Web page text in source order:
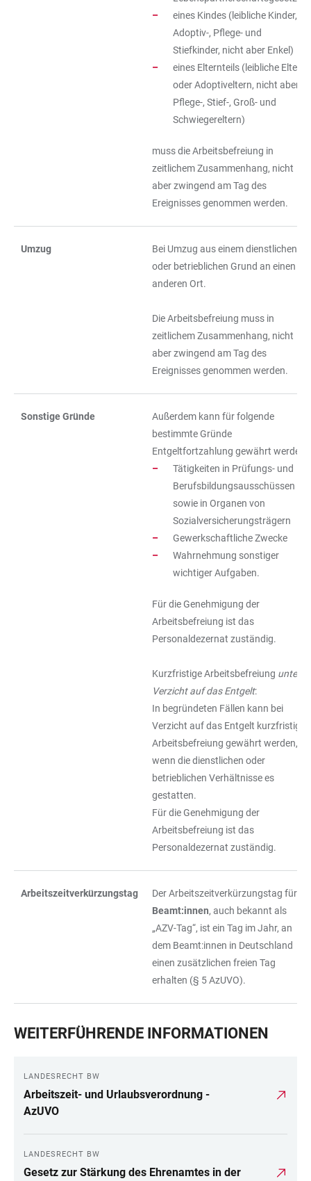
eines Kindes (leibliche Kinder,
Adoptiv-, Pflege- und
Stiefkinder, nicht aber Enkel)
eines Elternteils (leibliche Eltern
oder Adoptiveltern, nicht aber
Pflege-, Stief-, Groß- und
Schwiegereltern)
muss die Arbeitsbefreiung in
zeitlichem Zusammenhang, nicht
aber zwingend am Tag des
Ereignisses genommen werden.
Umzug
Bei Umzug aus einem dienstlichen
oder betrieblichen Grund an einen
anderen Ort.
Die Arbeitsbefreiung muss in
zeitlichem Zusammenhang, nicht
aber zwingend am Tag des
Ereignisses genommen werden.
Sonstige Gründe
Außerdem kann für folgende
bestimmte Gründe
Entgeltfortzahlung gewährt werden
Tätigkeiten in Prüfungs- und
Berufsbildungsausschüssen
sowie in Organen von
Sozialversicherungsträgern
Gewerkschaftliche Zwecke
Wahrnehmung sonstiger
wichtiger Aufgaben.
Für die Genehmigung der
Arbeitsbefreiung ist das
Personaldezernat zuständig.
Kurzfristige Arbeitsbefreiung unter
Verzicht auf das Entgelt:
In begründeten Fällen kann bei
Verzicht auf das Entgelt kurzfristige
Arbeitsbefreiung gewährt werden,
wenn die dienstlichen oder
betrieblichen Verhältnisse es
gestatten.
Für die Genehmigung der
Arbeitsbefreiung ist das
Personaldezernat zuständig.
Arbeitszeitverkürzungstag
Der Arbeitszeitverkürzungstag für
Beamt:innen, auch bekannt als
„AZV-Tag“, ist ein Tag im Jahr, an
dem Beamt:innen in Deutschland
einen zusätzlichen freien Tag
erhalten (§ 5 AzUVO).
WEITERFÜHRENDE INFORMATIONEN
LANDESRECHT BW
Arbeitszeit- und Urlaubsverordnung -
AzUVO
LANDESRECHT BW
Gesetz zur Stärkung des Ehrenamtes in der